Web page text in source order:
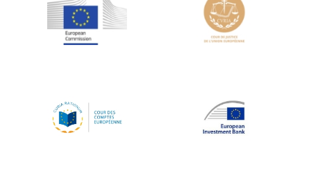
Jean-Louis Schiltz
Jean-Victor Louis
Johnny Åkerholm